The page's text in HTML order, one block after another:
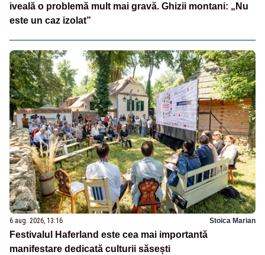
iveală o problemă mult mai gravă. Ghizii montani: „Nu
este un caz izolat”
6 aug. 2026, 13:16 Stoica Marian
Festivalul Haferland este cea mai importantă
manifestare dedicată culturii săsești